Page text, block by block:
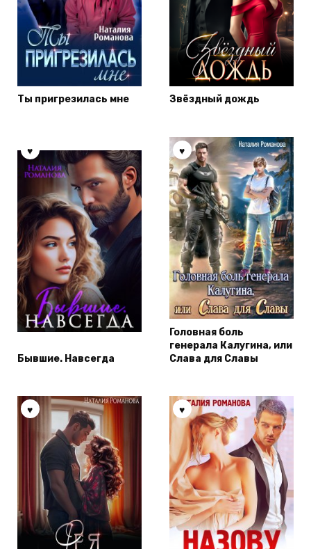
Ты пригрезилась мне Звёздный дождь
Бывшие. Навсегда
Головная боль
генерала Калугина, или
Слава для Славы